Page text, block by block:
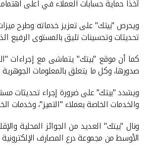
آخذا حماية حسابات العملاء في اعلى
ويحرص "بيتك" على تعزيز خدماته وطرح
تحديثات وتحسينات تليق بالمستوى الرفيع
كما أن موقع "بيتك" يتماشى مع إجراءات
صدورها، وكل ما يتعلق بالمعلومات
ويشدد "بيتك" على ضرورة إجراء تحديثات
والخدمات الخاصة بعملاء "التميز"، وخدمات
الأوسط من مجموعة درع المصارف الإلكترونية العربية في عام 2010، وجائزة سمو الشيخ سالم العلي الصباح